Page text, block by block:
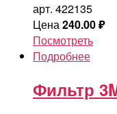
арт. 422135
Цена240.00₽
Посмотреть
Подробнее
Фильтр